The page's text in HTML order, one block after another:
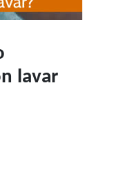
lavar